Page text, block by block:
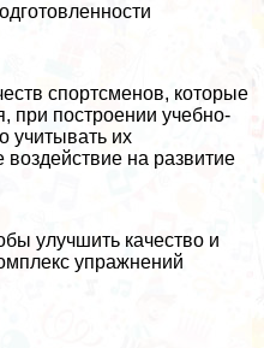
спортсменов, которые
при построении учебно-
учитывать их
на развитие
улучшить качество и
упражнений